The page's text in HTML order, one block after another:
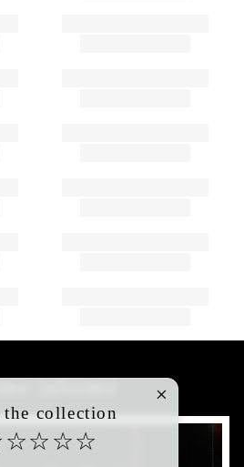
the collection
☆☆ ☆☆
informe